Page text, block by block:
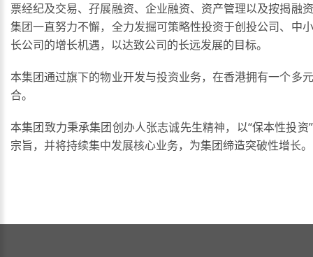
票经纪及交易、孖展融资、企业融资、资产管理以及按揭融
集团一直努力不懈，全力发掘可策略性投资于创投公司、中
长公司的增长机遇，以达致公司的长远发展的目标。
本集团通过旗下的物业开发与投资业务，在香港拥有一个多
合。
本集团致力秉承集团创办人张志诚先生精神，以“保本性投资
宗旨，并将持续集中发展核心业务，为集团缔造突破性增长。